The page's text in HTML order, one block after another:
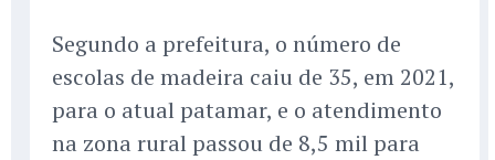
Segundo a prefeitura, o número de
escolas de madeira caiu de 35, em 2021,
para o atual patamar, e o atendimento
na zona rural passou de 8,5 mil para